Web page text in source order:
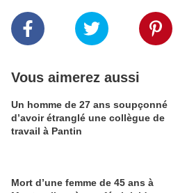
Vous aimerez aussi
Un homme de 27 ans soupçonné
d’avoir étranglé une collègue de
travail à Pantin
Mort d’une femme de 45 ans à